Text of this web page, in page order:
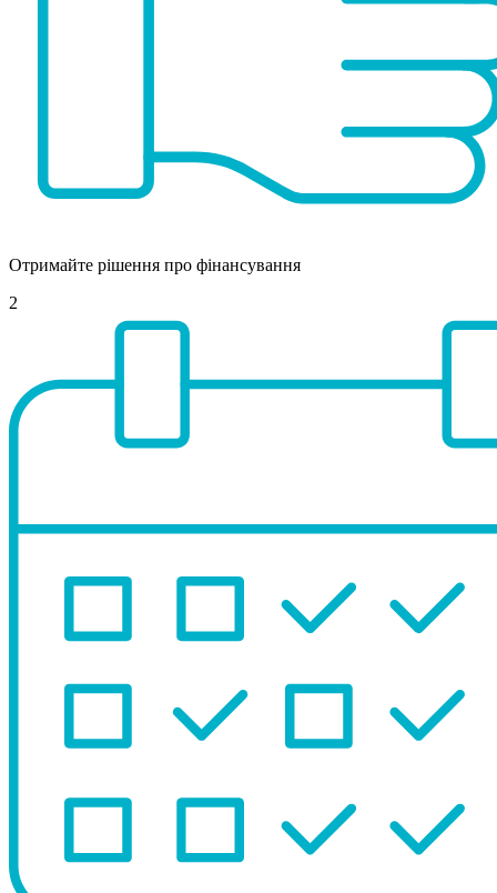
Отримайте рішення про фінансування
2